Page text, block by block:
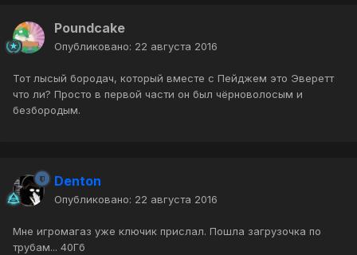
Poundcake
Опубликовано: 22 августа 2016
Тот лысый бородач, который вместе с Пейджем это Эверетт
что ли? Просто в первой части он был чёрноволосым и
безбородым.
Denton
Опубликовано: 22 августа 2016
Мне игромагаз уже ключик прислал. Пошла загрузочка по
трубам... 40Гб